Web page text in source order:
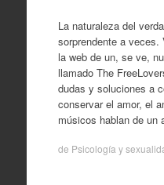
La naturaleza del
sorprendente a
la web de un, se ve,
llamado The
dudas y soluciones a
conservar el amor, el
músicos hablan de un
de Psicología y